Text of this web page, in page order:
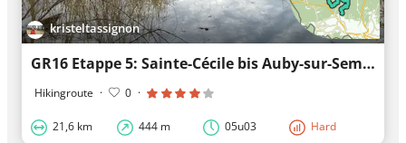
kristeltassignon
GR16 Etappe 5: Sainte-Cécile bis Auby-sur-Semois
Hikingroute · 0 ·
21,6 km 444 m 05u03 Hard